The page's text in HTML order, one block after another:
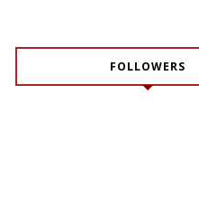
FOLLOWERS